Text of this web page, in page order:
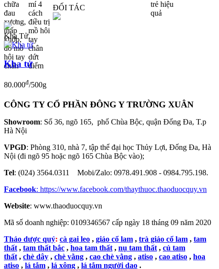
ĐỐI TÁC
Kha Tử
Kha tử
80.000đ/500g
CÔNG TY CỔ PHẦN ĐÔNG Y TRƯỜNG XUÂN
Showroom: Số 36, ngõ 165, phố Chùa Bộc, quận Đống Đa, T.p
Hà Nội
VPGD: Phòng 310, nhà 7, tập thể đại học Thủy Lợi, Đống Đa, Hà
Nội (đi ngõ 95 hoặc ngõ 165 Chùa Bộc vào);
Tel: (024) 3564.0311 Mobi/Zalo: 0978.491.908 - 0984.795.198.
Facebook: https://www.facebook.com/thaythuoc.thaoduocquy.vn
Website: www.thaoduocquy.vn
Mã số doanh nghiệp: 0109346567 cấp ngày 18 tháng 09 năm 2020
Thảo dược quý: cà gai leo , giảo cổ lam , trà giảo cổ lam , tam
thất , tam thất bắc , hoa tam thất , nụ tam thất , củ tam
thất , chè dây , chè vằng , cao chè vằng , atiso , cao atiso , hoa
atiso , lá tắm , lá xông , lá tắm người dao .